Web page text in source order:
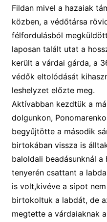
Fildan mivel a hazaiak
közben, a védőtársa
félfordulásból
laposan talált utat a
került a várdai gárda, a
védők eltolódását
leshelyzet előzte meg.
Aktívabban kezdtük a
dolgunkon,
begyűjtötte a második
birtokában vissza is
baloldali beadásunknál a
tenyerén csattant a
is volt,kivéve a sípot
birtokoltuk a labdát, de
megtette a várdaiaknak